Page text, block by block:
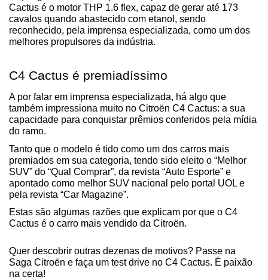
Cactus é o motor THP 1.6 flex, capaz de gerar até 173
cavalos quando abastecido com etanol, sendo
reconhecido, pela imprensa especializada, como um dos
melhores propulsores da indústria.
C4 Cactus é premiadíssimo
A por falar em imprensa especializada, há algo que
também impressiona muito no Citroën C4 Cactus: a sua
capacidade para conquistar prêmios conferidos pela mídia
do ramo.
Tanto que o modelo é tido como um dos carros mais
premiados em sua categoria, tendo sido eleito o “Melhor
SUV” do “Qual Comprar”, da revista “Auto Esporte” e
apontado como melhor SUV nacional pelo portal UOL e
pela revista “Car Magazine”.
Estas são algumas razões que explicam por que o C4
Cactus é o carro mais vendido da Citroën.
Quer descobrir outras dezenas de motivos? Passe na
Saga Citroën e faça um test drive no C4 Cactus. É paixão
na certa!